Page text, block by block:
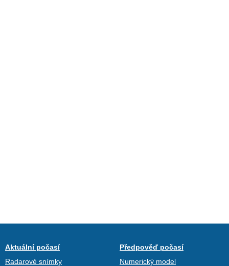
Aktuální počasí
Radarové snímky
Předpověď počasí
Numerický model